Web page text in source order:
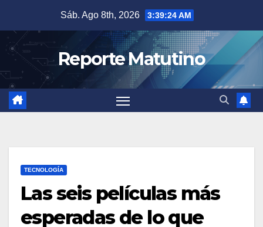
contenido
Sáb. Ago 8th, 2026 3:39:25 AM
Reporte Matutino
TECNOLOGÍA
Las seis películas más
esperadas de lo que